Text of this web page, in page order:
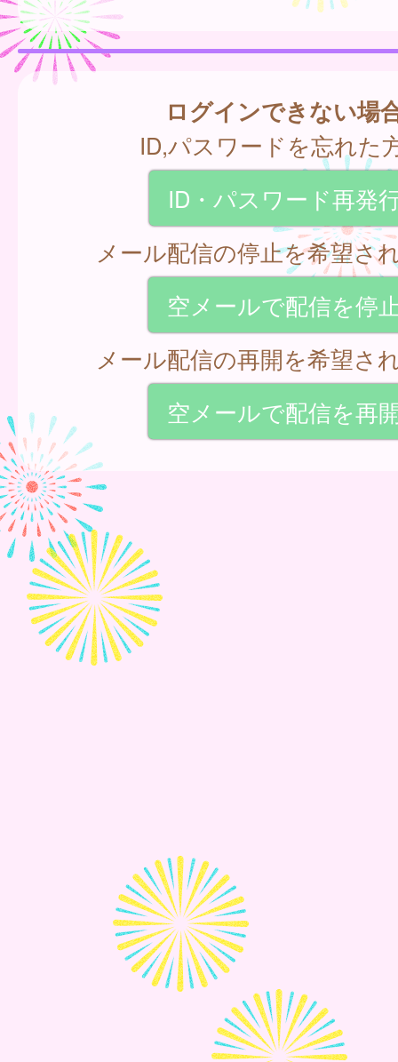
ログインできない場
ID,パスワードを忘れた
ID・パスワード再発
メール配信の停止を希望さ
空メールで配信を停
メール配信の再開を希望さ
空メールで配信を再